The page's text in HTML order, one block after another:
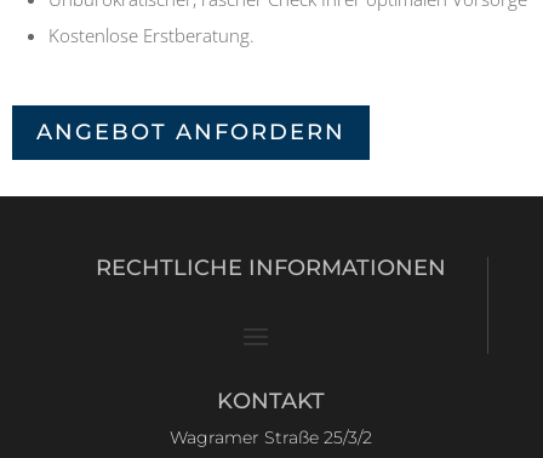
Kostenlose Erstberatung.
ANGEBOT ANFORDERN
RECHTLICHE INFORMATIONEN
KONTAKT
Wagramer Straße 25/3/2